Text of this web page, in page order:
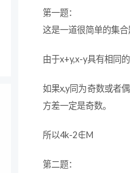
第一题：
这是一道很简单的集
由于x+y,x-y具有相同
如果x,y同为奇数或者
方差一定是奇数。
所以4k-2∉M
第二题：